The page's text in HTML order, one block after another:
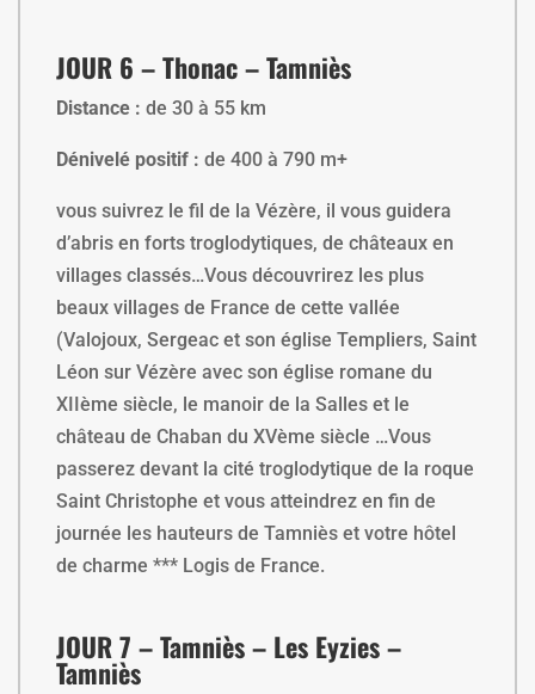
JOUR 6 – Thonac – Tamniès
Distance : de 30 à 55 km
Dénivelé positif : de 400 à 790 m+
vous suivrez le fil de la Vézère, il vous guidera
d’abris en forts troglodytiques, de châteaux en
villages classés…Vous découvrirez les plus
beaux villages de France de cette vallée
(Valojoux, Sergeac et son église Templiers, Saint
Léon sur Vézère avec son église romane du
XIIème siècle, le manoir de la Salles et le
château de Chaban du XVème siècle …Vous
passerez devant la cité troglodytique de la roque
Saint Christophe et vous atteindrez en fin de
journée les hauteurs de Tamniès et votre hôtel
de charme *** Logis de France.
JOUR 7 – Tamniès – Les Eyzies –
Tamniès